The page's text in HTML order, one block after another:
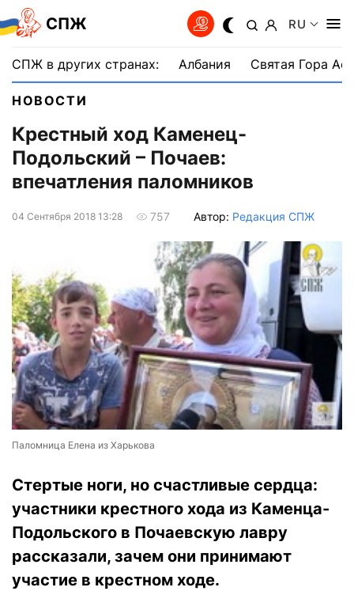
СПЖ RU
СПЖ в других странах: Албания Святая Гора
НОВОСТИ
Крестный ход Каменец-
Подольский – Почаев:
впечатления паломников
04 Сентября 2018 13:28 757 Автор: Редакция СПЖ
Паломница Елена из Харькова
Стертые ноги, но счастливые сердца:
участники крестного хода из Каменца-
Подольского в Почаевскую лавру
рассказали, зачем они принимают
участие в крестном ходе.